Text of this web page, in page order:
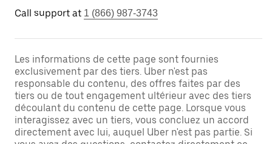
Call support at 1 (866) 987-3743
Les informations de cette page sont fournies
exclusivement par des tiers. Uber n'est pas
responsable du contenu, des offres faites par des
tiers ou de tout engagement ultérieur avec des tiers
découlant du contenu de cette page. Lorsque vous
interagissez avec un tiers, vous concluez un accord
directement avec lui, auquel Uber n'est pas partie. Si